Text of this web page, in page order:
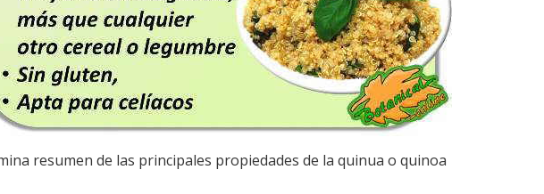
resumen de las principales propiedades de la quinua o quinoa